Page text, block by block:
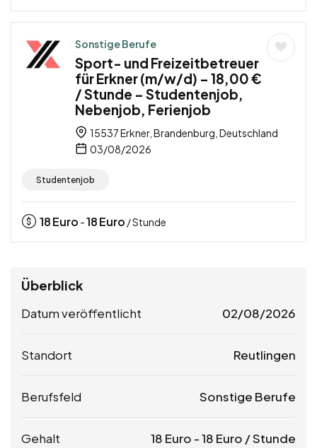
Sonstige Berufe
Sport- und Freizeitbetreuer
für Erkner (m/w/d) – 18,00 €
/ Stunde – Studentenjob,
Nebenjob, Ferienjob
15537 Erkner, Brandenburg, Deutschland
03/08/2026
Studentenjob
18Euro -18Euro / Stunde
Überblick
Datum veröffentlicht 02/08/2026
Standort Reutlingen
Berufsfeld Sonstige Berufe
Gehalt 18 Euro -18 Euro / Stunde